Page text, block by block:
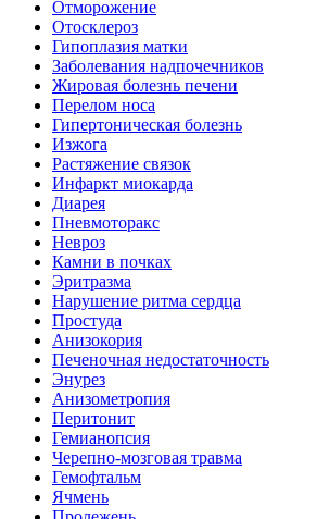
Отморожение
Отосклероз
Гипоплазия матки
Заболевания надпочечников
Жировая болезнь печени
Перелом носа
Гипертоническая болезнь
Изжога
Растяжение связок
Инфаркт миокарда
Диарея
Пневмоторакс
Невроз
Камни в почках
Эритразма
Нарушение ритма сердца
Простуда
Анизокория
Печеночная недостаточность
Энурез
Анизометропия
Перитонит
Гемианопсия
Черепно-мозговая травма
Гемофтальм
Ячмень